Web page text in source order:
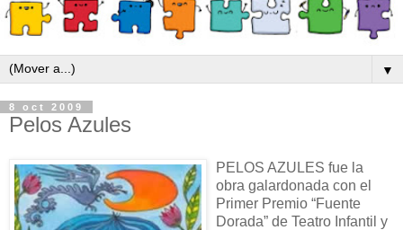
▼
8 oct 2009
Pelos Azules
PELOS AZULES fue la
obra galardonada con el
Primer Premio “Fuente
Dorada” de Teatro Infantil y